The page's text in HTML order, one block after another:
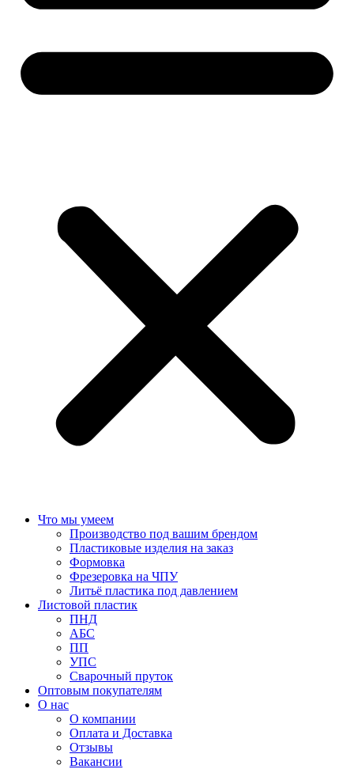
Что мы умеем
Производство под вашим брендом
Пластиковые изделия на заказ
Формовка
Фрезеровка на ЧПУ
Литьё пластика под давлением
Листовой пластик
ПНД
АБС
ПП
УПС
Сварочный пруток
Оптовым покупателям
О нас
О компании
Оплата и Доставка
Отзывы
Вакансии